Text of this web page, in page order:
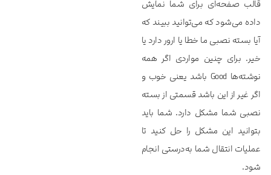
قالب صفحه‌ای برای شما نمایش
داده می‌شود که می‌توانید ببیند که
آیا بسته نصبی ما خطا یا ارور دارد یا
خیر. برای چنین مواردی اگر همه
نوشته‌ها Good باشد یعنی خوب و
اگر غیر از این باشد قسمتی از بسته
نصبی شما مشکل دارد. شما باید
بتوانید این مشکل را حل کنید تا
عملیات انتقال شما به‌درستی انجام
شود.